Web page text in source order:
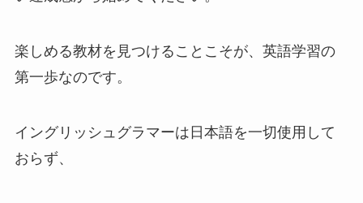
楽しめる教材を見つけることこそが、英語学習の
第一歩なのです。
イングリッシュグラマーは日本語を一切使用して
おらず、